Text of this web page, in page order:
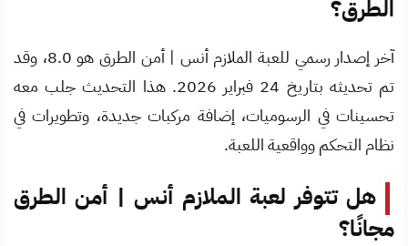
الطرق؟
آخر إصدار رسمي للعبة الملازم أنس | أمن الطرق هو 8.0، وقد
تم تحديثه بتاريخ 24 فبراير 2026. هذا التحديث جلب معه
تحسينات في الرسوميات، إضافة مركبات جديدة، وتطويرات في
نظام التحكم وواقعية اللعبة.
هل تتوفر لعبة الملازم أنس | أمن الطرق
مجانًا؟